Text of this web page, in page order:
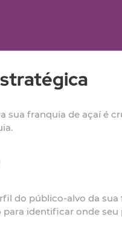
sua franquia de açaí é
do público-alvo da
identificar onde